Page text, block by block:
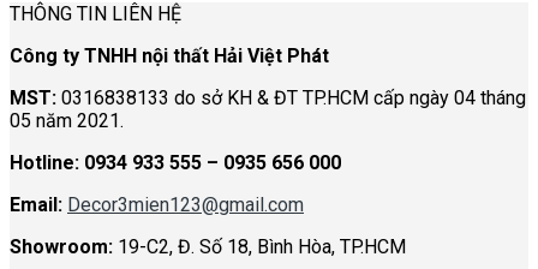
THÔNG TIN LIÊN HỆ
Công ty TNHH nội thất Hải Việt Phát
MST: 0316838133 do sở KH & ĐT TP.HCM cấp ngày 04 tháng
05 năm 2021.
Hotline: 0934 933 555 – 0935 656 000
Email: Decor3mien123@gmail.com
Showroom: 19-C2, Đ. Số 18, Bình Hòa, TP.HCM